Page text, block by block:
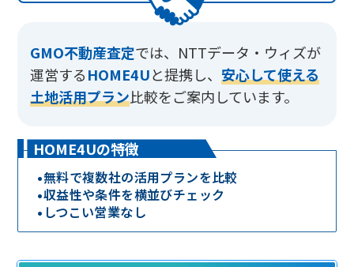
GMO不動産査定では、 NTTデータ・ウィズが
運営するHOME4Uと提携し、安心して使える
土地活用プラン比較をご案内しています。
HOME4Uの特徴
•無料で複数社の活用プランを比較
•収益性や条件を横並びチェック
• しつこい営業なし